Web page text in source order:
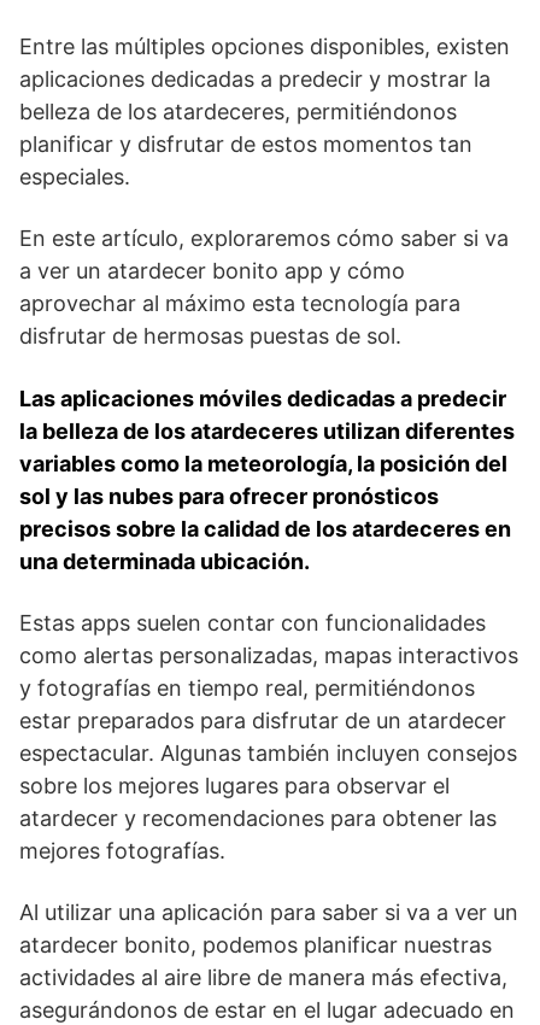
Entre las múltiples opciones disponibles, existen
aplicaciones dedicadas ⁢a predecir y mostrar la
belleza de los atardeceres, permitiéndonos
planificar y disfrutar de estos momentos tan
especiales.
En este artículo, exploraremos cómo saber si va
a⁤ ver un atardecer ⁢bonito app y cómo
aprovechar al máximo esta tecnología para
⁣disfrutar de hermosas⁣ puestas de sol.
Las aplicaciones móviles dedicadas a predecir
la belleza de los atardeceres​ utilizan diferentes
variables como⁢ la meteorología, la posición del
sol‌ y las nubes para ofrecer pronósticos
precisos sobre la calidad de los atardeceres en
una ​determinada ubicación.
Estas apps suelen contar con funcionalidades
como alertas personalizadas,‍ mapas interactivos
y fotografías en tiempo⁤ real,⁢ permitiéndonos​
estar ⁤preparados para disfrutar ⁣de un atardecer
⁤espectacular. Algunas también incluyen consejos‌
sobre los mejores lugares para observar el
atardecer y recomendaciones para obtener las
mejores fotografías.
Al utilizar una aplicación para saber si va a‍ ver un
atardecer bonito, podemos planificar nuestras
actividades⁤ al aire libre de manera más efectiva,
asegurándonos de estar en el lugar adecuado ⁤en